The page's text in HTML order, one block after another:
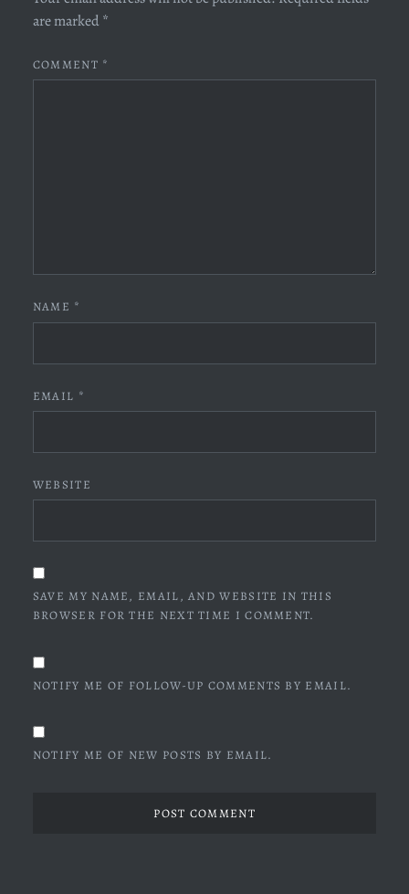
are marked *
COMMENT *
NAME *
EMAIL *
WEBSITE
SAVE MY NAME, EMAIL, AND WEBSITE IN THIS
BROWSER FOR THE NEXT TIME I COMMENT.
NOTIFY ME OF FOLLOW-UP COMMENTS BY EMAIL.
NOTIFY ME OF NEW POSTS BY EMAIL.